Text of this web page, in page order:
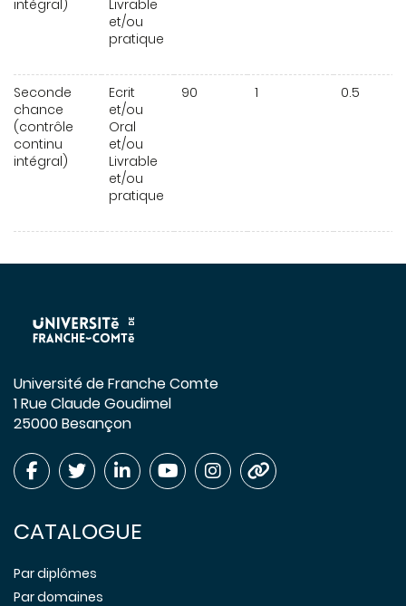
intégral)
Livrable
et/ou
pratique
Seconde
chance
(contrôle
continu
intégral)
Ecrit
et/ou
Oral
et/ou
Livrable
et/ou
pratique
90 1 0.5
Université de Franche Comte
1 Rue Claude Goudimel
25000 Besançon
CATALOGUE
Par diplômes
Par domaines